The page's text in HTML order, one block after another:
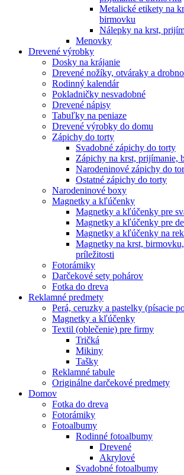
Metalické etikety na
birmovku
Nálepky na krst,
Menovky
Drevené výrobky
Dosky na krájanie
Drevené nožíky, otváraky a
Rodinný kalendár
Pokladničky nesvadobné
Drevené nápisy
Tabuľky na peniaze
Drevené výrobky do domu
Zápichy do torty
Svadobné zápichy do torty
Zápichy na krst, prijímanie,
Narodeninové zápichy do
Ostatné zápichy do torty
Narodeninové boxy
Magnetky a kľúčenky
Magnetky a kľúčenky pre
Magnetky a kľúčenky pre
Magnetky a kľúčenky na
Magnetky na krst,
príležitosti
Fotorámiky
Darčekové sety pohárov
Fotka do dreva
Reklamné predmety
Perá, ceruzky a pastelky (písacie
Magnetky a kľúčenky
Textil (oblečenie) pre firmy
Tričká
Mikiny
Tašky
Reklamné tabule
Originálne darčekové predmety
Domov
Fotka do dreva
Fotorámiky
Fotoalbumy
Rodinné fotoalbumy
Drevené
Akrylové
Svadobné fotoalbumy